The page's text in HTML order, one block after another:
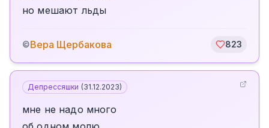
но мешают льды
©Вера Щербакова 823
Депрессяшки (31.12.2023)
мне не надо много